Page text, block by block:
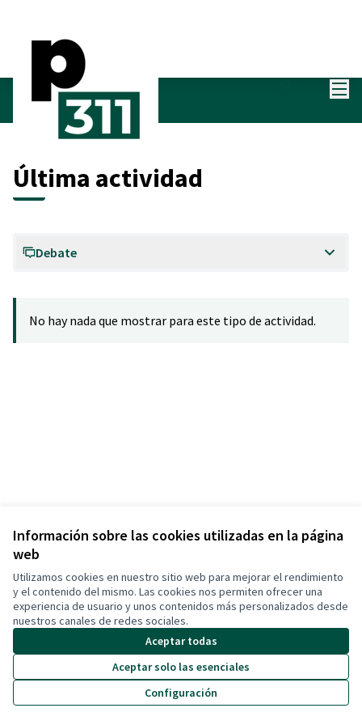
Información sobre las cookies utilizadas en la página
web
Utilizamos cookies en nuestro sitio web para mejorar el rendimiento
y el contenido del mismo. Las cookies nos permiten ofrecer una
experiencia de usuario y unos contenidos más personalizados desde
nuestros canales de redes sociales.
Aceptar todas
Aceptar solo las esenciales
Configuración
Últimas actividades
Última actividad
Debate
No hay nada que mostrar para este tipo de actividad.
Términos y condiciones de uso
Configuración de cookies
Cerdanyola Participa en X
(Enlace externo)
Cerdanyola Participa en Facebook
(Enlace externo)
Cerdanyola Participa en Instagram
(Enlace externo)
Cerdanyola Participa en YouTube
(Enlace externo)
Castellano
Triar la llenguaElegir el idioma
Web creada consoftware libre .
Con licencia
(Enlace